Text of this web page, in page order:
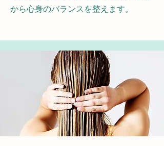
から心身のバランスを整えます。